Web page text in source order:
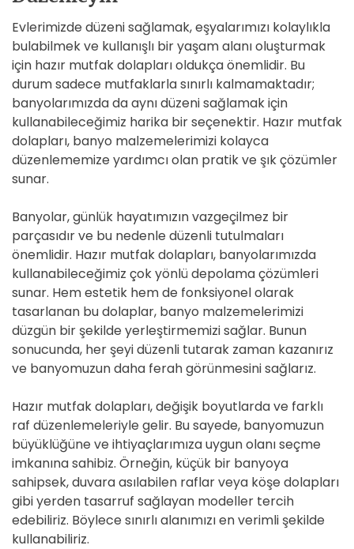
Evlerimizde düzeni sağlamak, eşyalarımızı kolaylıkla
bulabilmek ve kullanışlı bir yaşam alanı oluşturmak
için hazır mutfak dolapları oldukça önemlidir. Bu
durum sadece mutfaklarla sınırlı kalmamaktadır;
banyolarımızda da aynı düzeni sağlamak için
kullanabileceğimiz harika bir seçenektir. Hazır mutfak
dolapları, banyo malzemelerimizi kolayca
düzenlememize yardımcı olan pratik ve şık çözümler
sunar.
Banyolar, günlük hayatımızın vazgeçilmez bir
parçasıdır ve bu nedenle düzenli tutulmaları
önemlidir. Hazır mutfak dolapları, banyolarımızda
kullanabileceğimiz çok yönlü depolama çözümleri
sunar. Hem estetik hem de fonksiyonel olarak
tasarlanan bu dolaplar, banyo malzemelerimizi
düzgün bir şekilde yerleştirmemizi sağlar. Bunun
sonucunda, her şeyi düzenli tutarak zaman kazanırız
ve banyomuzun daha ferah görünmesini sağlarız.
Hazır mutfak dolapları, değişik boyutlarda ve farklı
raf düzenlemeleriyle gelir. Bu sayede, banyomuzun
büyüklüğüne ve ihtiyaçlarımıza uygun olanı seçme
imkanına sahibiz. Örneğin, küçük bir banyoya
sahipsek, duvara asılabilen raflar veya köşe dolapları
gibi yerden tasarruf sağlayan modeller tercih
edebiliriz. Böylece sınırlı alanımızı en verimli şekilde
kullanabiliriz.